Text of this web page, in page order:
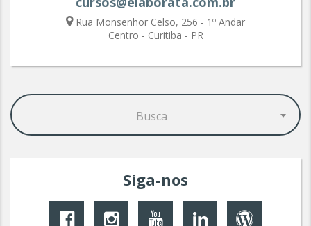
Rua Monsenhor Celso, 256 - 1º Andar
Centro - Curitiba - PR
Busca
Siga-nos